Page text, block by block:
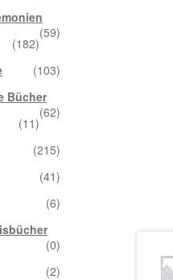
(59)
(182)
(103)
Bücher
(62)
(11)
(215)
(41)
(6)
(0)
(2)